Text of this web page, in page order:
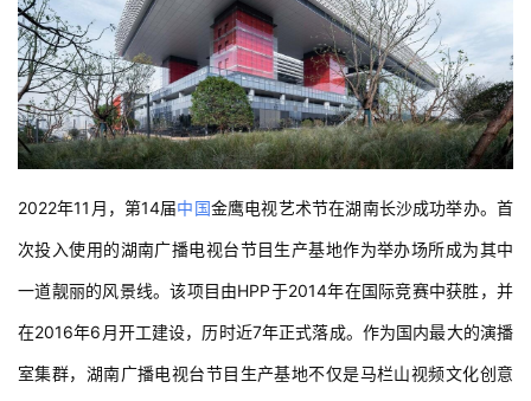
2022年11月，第14届中国金鹰电视艺术节在湖南长沙成功举办。首
次投入使用的湖南广播电视台节目生产基地作为举办场所成为其中
一道靓丽的风景线。该项目由HPP于2014年在国际竞赛中获胜，并
在2016年6月开工建设，历时近7年正式落成。作为国内最大的演播
室集群，湖南广播电视台节目生产基地不仅是马栏山视频文化创意